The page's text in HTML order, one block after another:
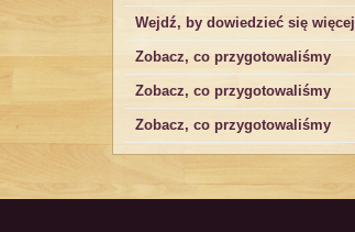
Wejdź, by dowiedzieć się więcej
Zobacz, co przygotowaliśmy
Zobacz, co przygotowaliśmy
Zobacz, co przygotowaliśmy